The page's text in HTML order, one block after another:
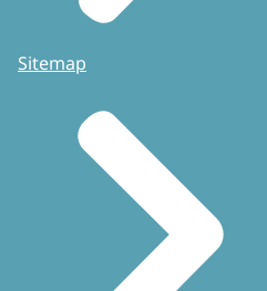
Sitemap